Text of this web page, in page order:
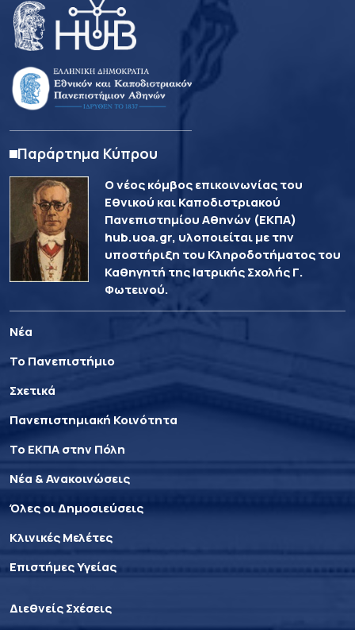
Παράρτημα Κύπρου
Ο νέος κόμβος επικοινωνίας του
Εθνικού και Καποδιστριακού
Πανεπιστημίου Αθηνών (ΕΚΠΑ)
hub.uoa.gr, υλοποιείται με την
υποστήριξη του Κληροδοτήματος του
Καθηγητή της Ιατρικής Σχολής Γ.
Φωτεινού.
Νέα
Το Πανεπιστήμιο
Σχετικά
Πανεπιστημιακή Κοινότητα
Το ΕΚΠΑ στην Πόλη
Νέα & Ανακοινώσεις
Όλες οι Δημοσιεύσεις
Κλινικές Μελέτες
Επιστήμες Υγείας
Διεθνείς Σχέσεις